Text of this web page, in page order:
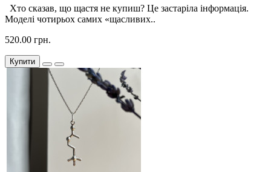
Хто сказав, що щастя не купиш? Це застаріла інформація.
Моделі чотирьох самих «щасливих..
520.00 грн.
Купити